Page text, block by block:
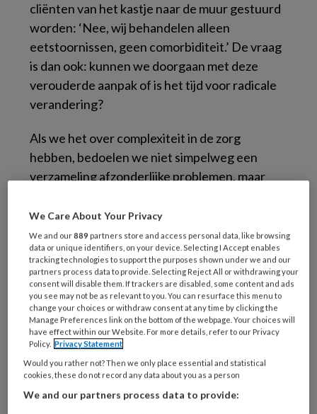
cliënten van het kastje naar de muur gestuurd
worden: ‘Nee, wij behandelen alleen
eetstoornissen, geen comorbiditeit.’ De vraag
is dan ook: kunnen we doorgaan met deze
verouderde aanpak of is het tijd voor radicale
verandering?
Als we het over complexiteit in de zorg
hebben, bedoelen we niet simpelweg een
verzameling afzonderlijke problemen, maar
elkaar onderling beïnvloeden en versterken.
Neem Daan, die op school impulsief, druk en
ongeconcentreerd gedrag laat zien, en thuis
veel stress ervaart door financiële problemen
van het gezin, ruzie tussen zijn ouders, en een
vader die somber is en een kort lontje heeft.
Het zijn problemen in verschillende domeinen,
namelijk het functioneren op
niveauvan de ouder en het kind, inhet gezin
maatschappelijke omgeving
. Dit zijn geen
We Care About Your Privacy
We and our889 partners store and access personal data, like browsing
data or unique identifiers, on your device. Selecting I Accept enables
tracking technologies to support the purposes shown under we and our
partners process data to provide. Selecting Reject All or withdrawing your
consent will disable them. If trackers are disabled, some content and ads
you see may not be as relevant to you. You can resurface this menu to
change your choices or withdraw consent at any time by clicking the
Manage Preferences link on the bottom of the webpage. Your choices will
have effect within our Website. For more details, refer to our Privacy
Policy. Privacy Statement
Would you rather not? Then we only place essential and statistical
cookies, these do not record any data about you as a person
We and our partners process data to provide: